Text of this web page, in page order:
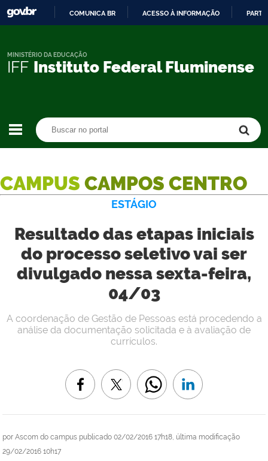
CONTEÚDO
COMUNICA BR ACESSO À INFORMAÇÃO
IFF Instituto Federal Fluminense
MINISTÉRIO DA EDUCAÇÃO
CAMPUS CAMPOS CENTRO
ESTÁGIO
Resultado das etapas iniciais
do processo seletivo vai ser
divulgado nessa sexta-feira,
04/03
por Ascom do campus publicado 02/02/2016 17h18, última modificação
29/02/2016 10h17
A coordenação de Gestão de Pessoas está procedendo a
análise da documentação solicitada e à avaliação de
currículos.